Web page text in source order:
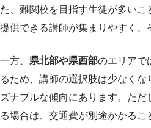
た、難関校を目指す生徒が多い
提供できる講師が集まりやすく、
一方、 県北部や県西部のエリアで
るため、講師の選択肢は少なく
ズナブルな傾向にあります。た
る場合は、交通費が別途かかる